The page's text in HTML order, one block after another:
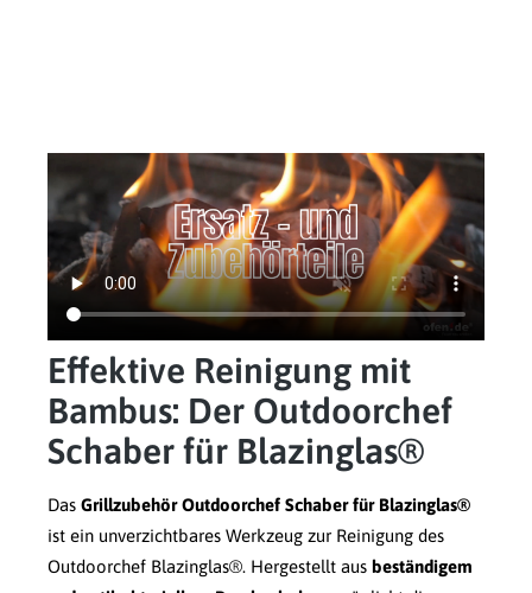
Effektive Reinigung mit
Bambus: Der Outdoorchef
Schaber für Blazinglas®
Das Grillzubehör Outdoorchef Schaber für Blazinglas®
ist ein unverzichtbares Werkzeug zur Reinigung des
Outdoorchef Blazinglas®. Hergestellt aus beständigem